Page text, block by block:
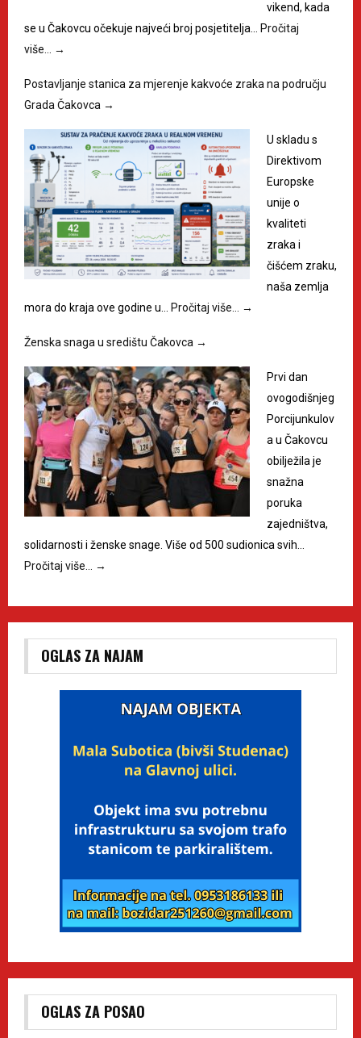
vikend, kada
se u Čakovcu očekuje najveći broj posjetitelja… Pročitaj
više… →
Postavljanje stanica za mjerenje kakvoće zraka na području
Grada Čakovca →
U skladu s
Direktivom
Europske
unije o
kvaliteti
zraka i
čišćem zraku,
naša zemlja
mora do kraja ove godine u… Pročitaj više… →
Ženska snaga u središtu Čakovca →
Prvi dan
ovogodišnjeg
Porcijunkulov
a u Čakovcu
obilježila je
snažna
poruka
zajedništva,
solidarnosti i ženske snage. Više od 500 sudionica svih…
Pročitaj više… →
OGLAS ZA NAJAM
OGLAS ZA POSAO